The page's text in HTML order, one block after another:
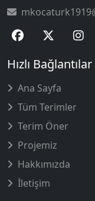
Hızlı Bağlantılar
Ana Sayfa
Tüm Terimler
Terim Öner
Projemiz
Hakkımızda
İletişim